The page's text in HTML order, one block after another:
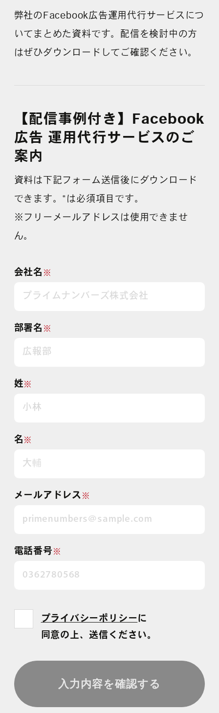
無料診断実施中
Webマーケティング用語集
弊社のFacebook広告運用代行サービスにつ
いてまとめた資料です。配信を検討中の方
はぜひダウンロードしてご確認ください。
【配信事例付き】Facebook
広告 運用代行サービスのご
案内
資料は下記フォーム送信後にダウンロード
できます。*は必須項目です。
※フリーメールアドレスは使用できませ
ん。
※
会社名
※
部署名
※
姓
※
名
※
メールアドレス
※
電話番号
プライバシーポリシー に
同意の上、送信ください。